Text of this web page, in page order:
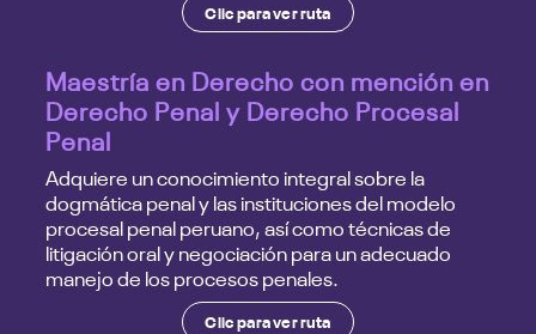
Clic para ver ruta
Maestría en Derecho con mención en
Derecho Penal y Derecho Procesal
Penal
Adquiere un conocimiento integral sobre la
dogmática penal y las instituciones del modelo
procesal penal peruano, así como técnicas de
litigación oral y negociación para un adecuado
manejo de los procesos penales.
Clic para ver ruta